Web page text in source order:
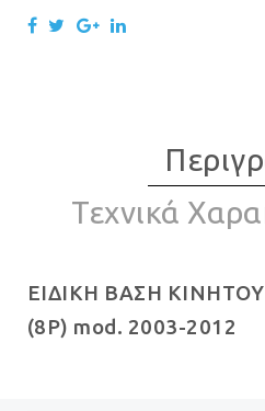
Τεχνικά
ΕΙΔΙΚΗ ΒΑΣΗ ΚΙΝΗΤΟΥ
(8P) mod. 2003-2012